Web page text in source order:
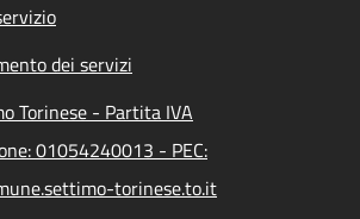
dei servizi
Torinese - Partita IVA
01054240013 - PEC:
torinese.to.it